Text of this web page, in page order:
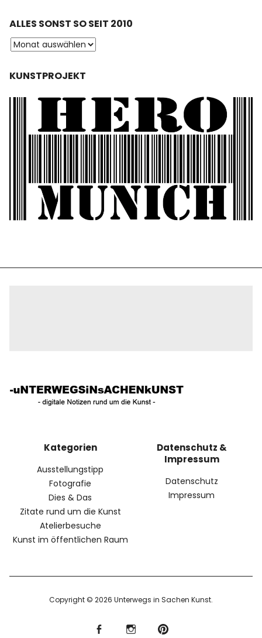
ALLES SONST SO SEIT 2010
KUNSTPROJEKT
Kategorien
Ausstellungstipp
Fotografie
Dies & Das
Zitate rund um die Kunst
Atelierbesuche
Kunst im öffentlichen Raum
Datenschutz &
Impressum
Datenschutz
Impressum
Copyright © 2026 Unterwegs in Sachen Kunst